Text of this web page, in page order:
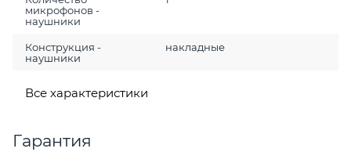
микрофонов -
наушники
Конструкция -
наушники
накладные
Все характеристики
Гарантия